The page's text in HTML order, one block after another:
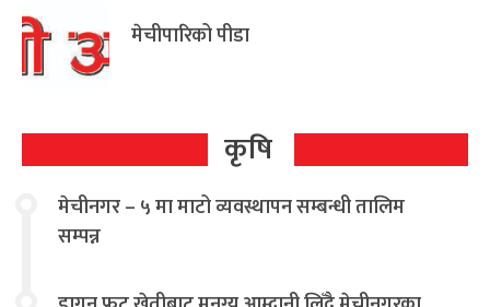
मेचीपारिको पीडा
कृषि
मेचीनगर – ५ मा माटो व्यवस्थापन सम्बन्धी तालिम
सम्पन्न